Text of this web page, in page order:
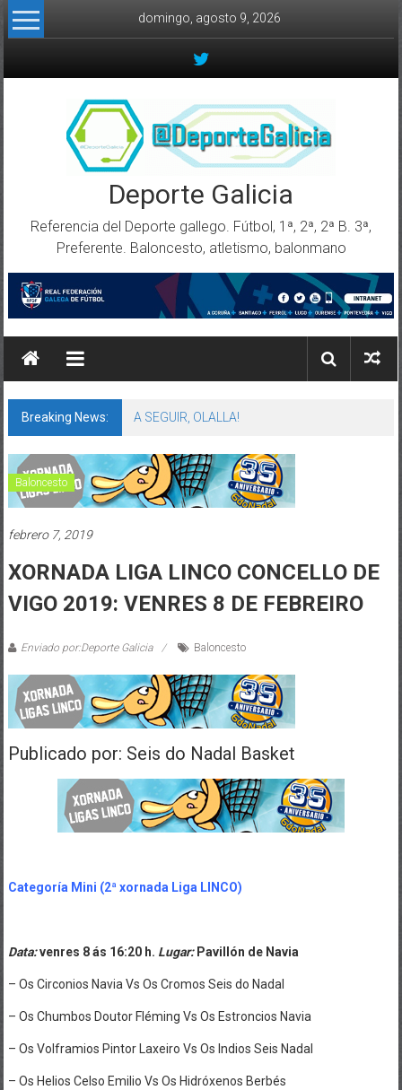
Skip to content
domingo, agosto 9, 2026
Deporte Galicia
Referencia del Deporte gallego. Fútbol, 1ª, 2ª, 2ª B. 3ª,
Preferente. Baloncesto, atletismo, balonmano
Breaking News: A SEGUIR, OLALLA!
Baloncesto
febrero 7, 2019
XORNADA LIGA LINCO CONCELLO DE
VIGO 2019: VENRES 8 DE FEBREIRO
Enviado por:Deporte Galicia Baloncesto
Publicado por: Seis do Nadal Basket
Categoría Mini (2ª xornada Liga LINCO)
Data:venres 8 ás 16:20 h. Lugar: Pavillón de Navia
– Os Circonios Navia Vs Os Cromos Seis do Nadal
– Os Chumbos Doutor Fléming Vs Os Estroncios Navia
– Os Volframios Pintor Laxeiro Vs Os Indios Seis Nadal
– Os Helios Celso Emilio Vs Os Hidróxenos Berbés